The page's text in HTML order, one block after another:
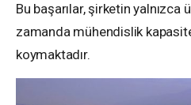
Bu başarılar, şirketin yalnızca
zamanda mühendislik
koymaktadır.